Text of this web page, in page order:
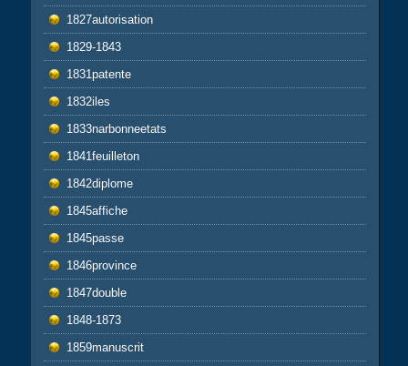
1827autorisation
1829-1843
1831patente
1832iles
1833narbonneetats
1841feuilleton
1842diplome
1845affiche
1845passe
1846province
1847double
1848-1873
1859manuscrit